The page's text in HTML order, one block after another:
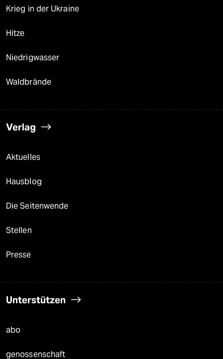
Krieg in der Ukraine
Hitze
Niedrigwasser
Waldbrände
Verlag
Aktuelles
Hausblog
Die Seitenwende
Stellen
Presse
Unterstützen
abo
genossenschaft